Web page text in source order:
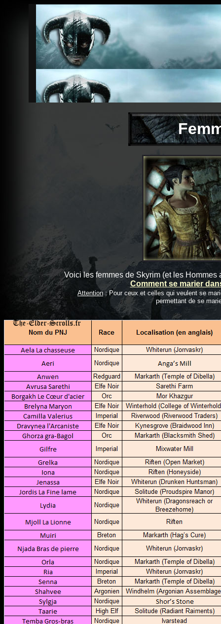
Voici les femmes de Skyrim (et les
Comment se marier
Attention : Pour ceux et celles qui veulent se
permettant de se